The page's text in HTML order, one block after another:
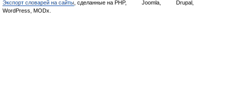
Экспорт словарей на сайты , сделанные на PHP, Joomla,
Drupal,
WordPress, MODx.